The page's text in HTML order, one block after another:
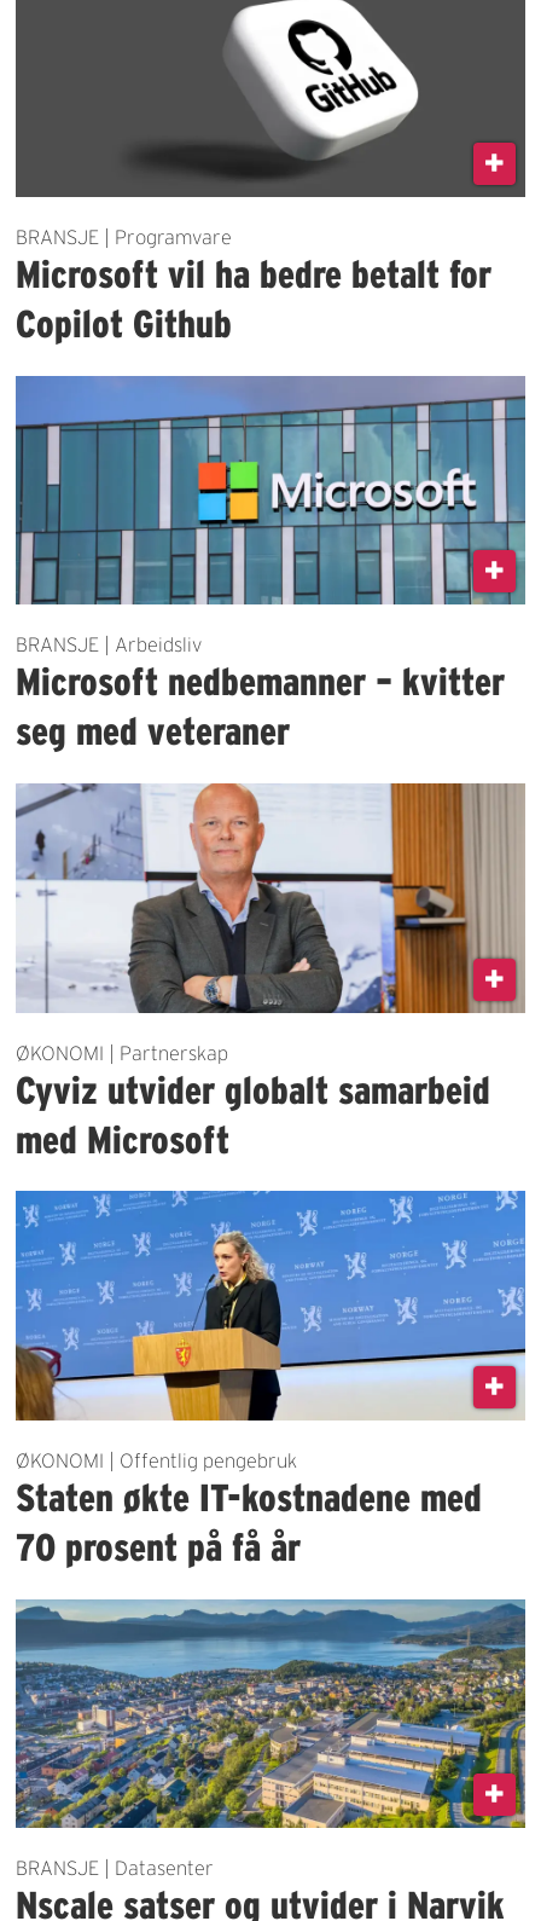
BRANSJE | Programvare
Microsoft vil ha bedre betalt for
Copilot Github
BRANSJE | Arbeidsliv
Microsoft nedbemanner – kvitter
seg med veteraner
ØKONOMI | Partnerskap
Cyviz utvider globalt samarbeid
med Microsoft
ØKONOMI | Offentlig pengebruk
Staten økte IT-kostnadene med
70 prosent på få år
BRANSJE | Datasenter
Nscale satser og utvider i Narvik